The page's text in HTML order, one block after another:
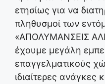
ετησίως για να
πληθυσμοί των
«ΑΠΟΛΥΜΑΝΣΕΙΣ
έχουμε μεγάλη
επαγγελματικούς
ιδιαίτερες ανάγκες